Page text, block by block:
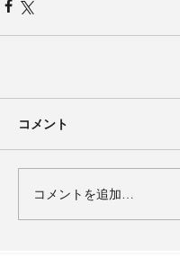
コメント
コメントを追加…